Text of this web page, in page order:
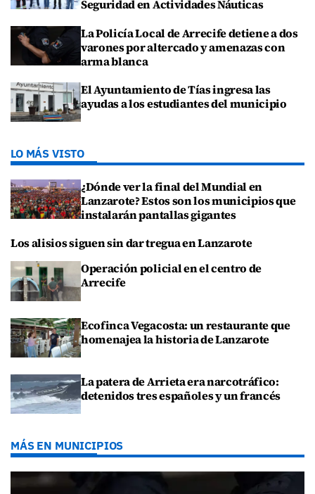
Seguridad en Actividades Náuticas
La Policía Local de Arrecife detiene a dos
varones por altercado y amenazas con
arma blanca
El Ayuntamiento de Tías ingresa las
ayudas a los estudiantes del municipio
LO MÁS VISTO
¿Dónde ver la final del Mundial en
Lanzarote? Estos son los municipios que
instalarán pantallas gigantes
Los alisios siguen sin dar tregua en Lanzarote
Operación policial en el centro de
Arrecife
Ecofinca Vegacosta: un restaurante que
homenajea la historia de Lanzarote
La patera de Arrieta era narcotráfico:
detenidos tres españoles y un francés
MÁS EN MUNICIPIOS